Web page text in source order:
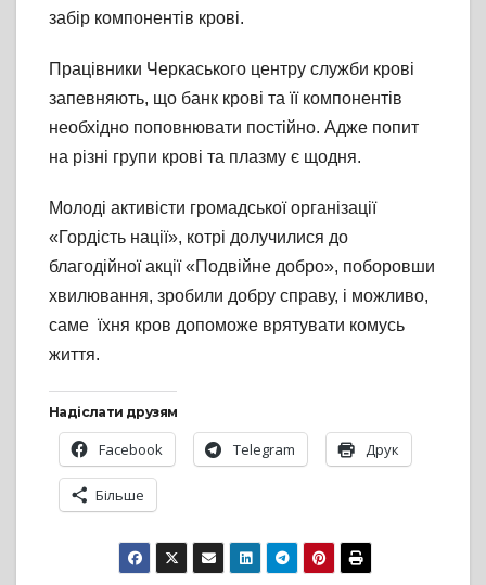
забір компонентів крові.
Працівники Черкаського центру служби крові
запевняють, що банк крові та її компонентів
необхідно поповнювати постійно. Адже попит
на різні групи крові та плазму є щодня.
Молоді активісти громадської організації
«Гордість нації», котрі долучилися до
благодійної акції «Подвійне добро», поборовши
хвилювання, зробили добру справу, і можливо,
саме їхня кров допоможе врятувати комусь
життя.
Надіслати друзям
Facebook Telegram Друк
Більше